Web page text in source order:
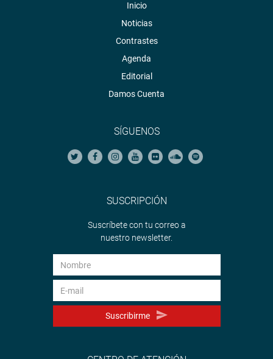
Inicio
Noticias
Contrastes
Agenda
Editorial
Damos Cuenta
SÍGUENOS
SUSCRIPCIÓN
Suscríbete con tu correo a
nuestro newsletter.
Suscribirme